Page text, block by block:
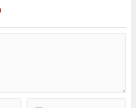
değişecek. Çünkü YKS’de